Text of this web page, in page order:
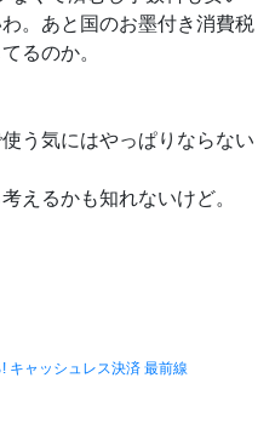
。あと国のお墨付き消費税
るのか。
う気にはやっぱりならない
えるかも知れないけど。